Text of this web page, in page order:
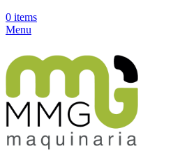
0 items
Menu